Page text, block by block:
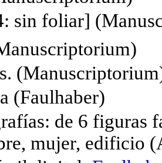
sin foliar]
(Faulhaber)
de 6 figuras
mujer, edificio